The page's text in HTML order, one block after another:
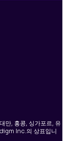
만, 홍콩, 싱가포르, 유
Inc.의 상표입니